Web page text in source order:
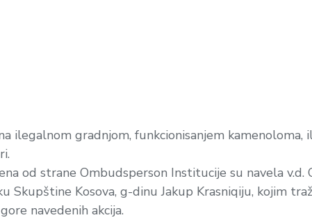
ilegalnom gradnjom, funkcionisanjem
od strane Ombudsperson Institucije su navela v.d.
Skupštine Kosova, g-dinu Jakup Krasniqiju, kojim
navedenih akcija.